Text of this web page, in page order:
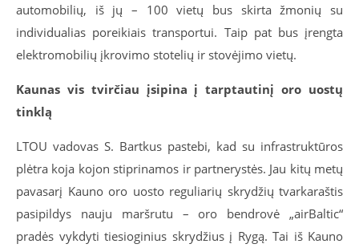
automobilių, iš jų – 100 vietų bus skirta žmonių su
individualias poreikiais transportui. Taip pat bus įrengta
elektromobilių įkrovimo stotelių ir stovėjimo vietų.
Kaunas vis tvirčiau įsipina į tarptautinį oro uostų
tinklą
LTOU vadovas S. Bartkus pastebi, kad su infrastruktūros
plėtra koja kojon stiprinamos ir partnerystės. Jau kitų metų
pavasarį Kauno oro uosto reguliarių skrydžių tvarkaraštis
pasipildys nauju maršrutu – oro bendrovė „airBaltic“
pradės vykdyti tiesioginius skrydžius į Rygą. Tai iš Kauno